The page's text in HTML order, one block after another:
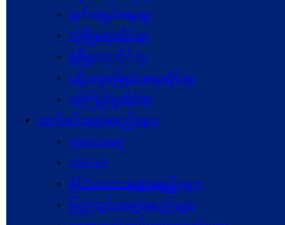
ဖက်ဒရယ်ရေးရာ
လုံခြုံရေးဆိုင်ရာ
ဖွံဖြိုးရေးဆိုင်ရာ
ပဋိပက္ခ‌ဖြေရှင်းရေးဆိုင်ရာ
ယုံကြည်မှုဆိုင်ရာ
ဆက်စပ်အဖွဲ့အစည်းများ
ကုလသမဂ္ဂ
ASEAN
နိုင်ငံတကာအဖွဲ့အစည်းများ
ပြည်တွင်းအဖွဲ့အစည်းများ